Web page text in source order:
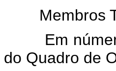
Membros
Em número
do Quadro de